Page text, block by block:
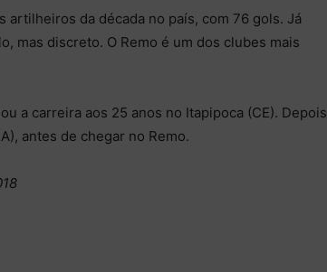
artilheiros da década no país, com 76 gols. Já
mas discreto. O Remo é um dos clubes mais
a carreira aos 25 anos no Itapipoca (CE). Depois
antes de chegar no Remo.